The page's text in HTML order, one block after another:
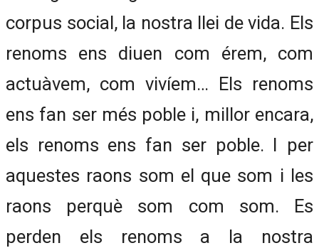
corpus social, la nostra llei de vida. Els
renoms ens diuen com érem, com
actuàvem, com vivíem… Els renoms
ens fan ser més poble i, millor encara,
els renoms ens fan ser poble. I per
aquestes raons som el que som i les
raons perquè som com som. Es
perden els renoms a la nostra